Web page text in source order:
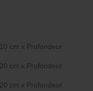
cm x Profondeur
cm x Profondeur
cm x Profondeur